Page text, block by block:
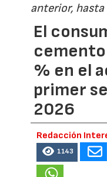
anterior, hasta
El
% en el
primer
2026
Redacción
1143